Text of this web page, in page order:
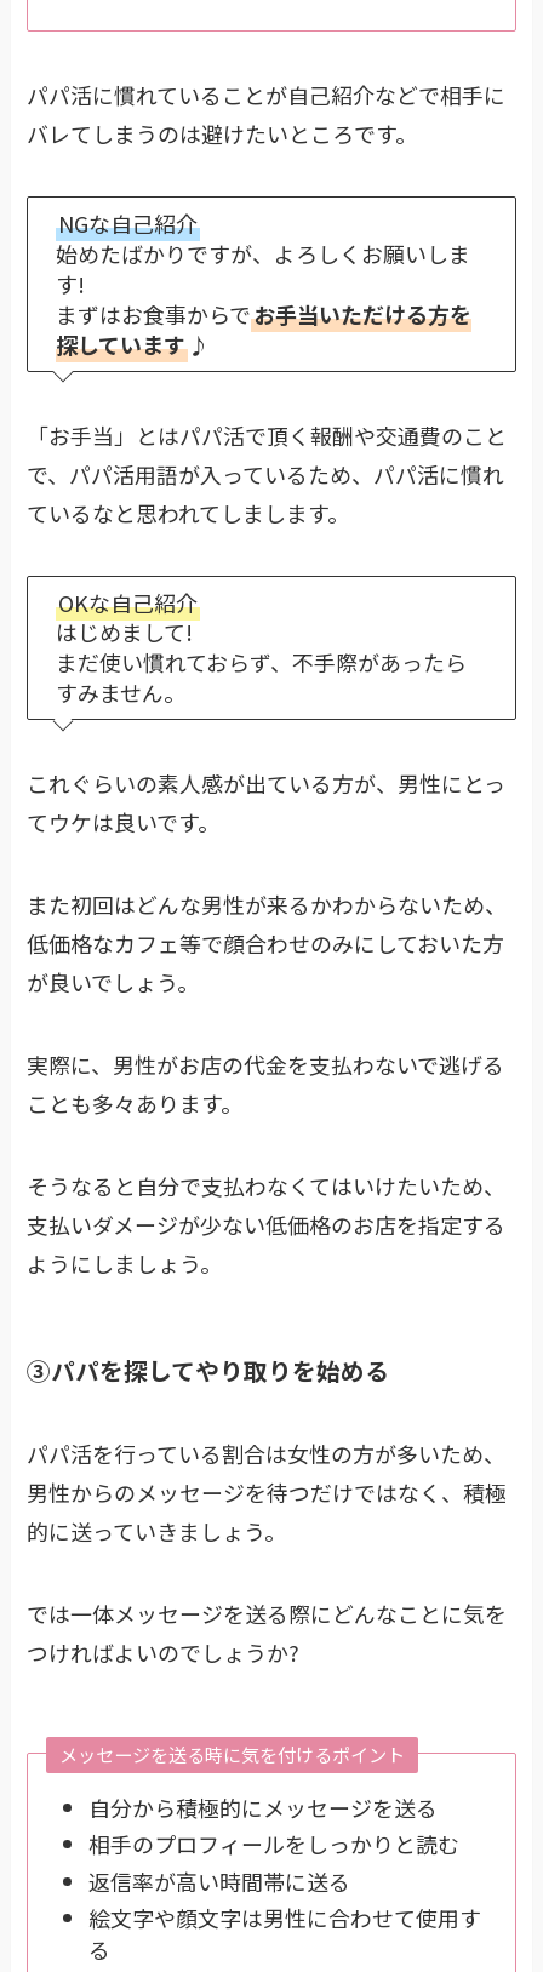
パパ活に慣れていることが自己紹介などで相手に
バレてしまうのは避けたいところです。
NGな自己紹介
始めたばかりですが、よろしくお願いしま
す!
まずはお食事からでお手当いただける方を
探しています♪
「お手当」とはパパ活で頂く報酬や交通費のこと
で、パパ活用語が入っているため、パパ活に慣れ
ているなと思われてしまします。
OKな自己紹介
はじめまして!
まだ使い慣れておらず、不手際があったら
すみません。
これぐらいの素人感が出ている方が、男性にとっ
てウケは良いです。
また初回はどんな男性が来るかわからないため、
低価格なカフェ等で顔合わせのみにしておいた方
が良いでしょう。
実際に、男性がお店の代金を支払わないで逃げる
ことも多々あります。
そうなると自分で支払わなくてはいけたいため、
支払いダメージが少ない低価格のお店を指定する
ようにしましょう。
③パパを探してやり取りを始める
パパ活を行っている割合は女性の方が多いため、
男性からのメッセージを待つだけではなく、積極
的に送っていきましょう。
では一体メッセージを送る際にどんなことに気を
つければよいのでしょうか?
メッセージを送る時に気を付けるポイント
自分から積極的にメッセージを送る
相手のプロフィールをしっかりと読む
返信率が高い時間帯に送る
絵文字や顔文字は男性に合わせて使用す
る